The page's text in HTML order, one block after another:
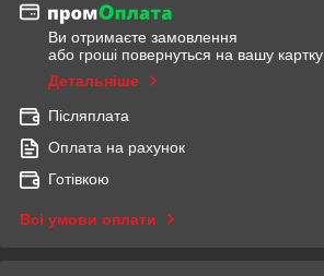
Ви отримаєте замовлення
або гроші повернуться на вашу картку
Детальніше
Післяплата
Оплата на рахунок
Готівкою
Всі умови оплати